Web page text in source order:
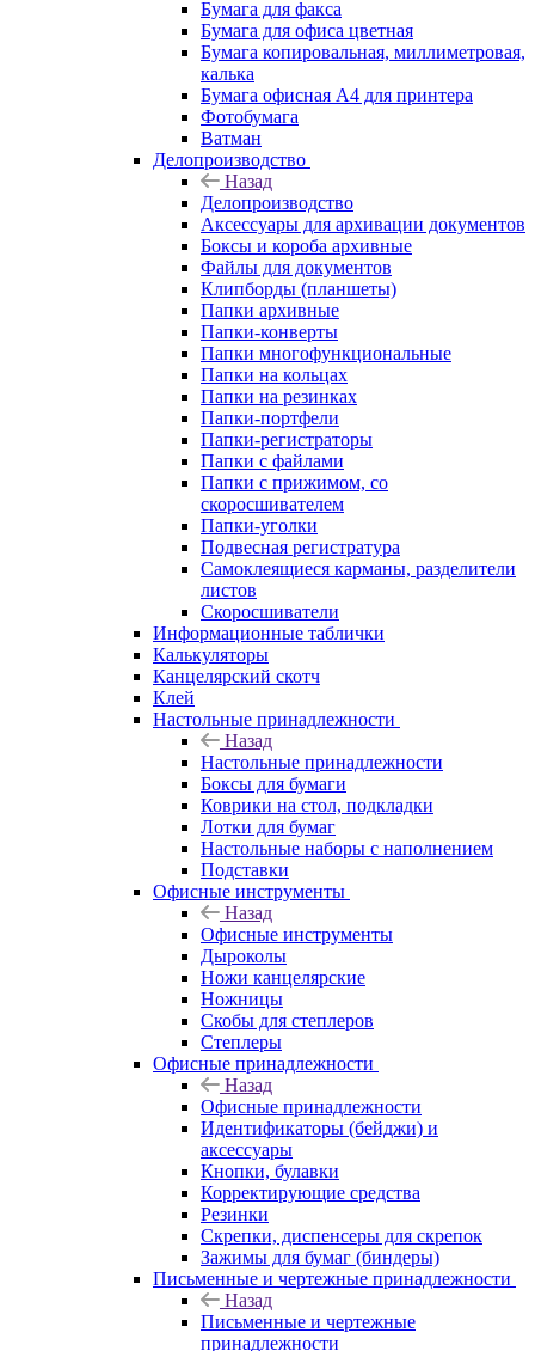
Бумага для факса
Бумага для офиса цветная
Бумага копировальная, миллиметровая,
калька
Бумага офисная А4 для принтера
Фотобумага
Ватман
Делопроизводство
Назад
Делопроизводство
Аксессуары для архивации документов
Боксы и короба архивные
Файлы для документов
Клипборды (планшеты)
Папки архивные
Папки-конверты
Папки многофункциональные
Папки на кольцах
Папки на резинках
Папки-портфели
Папки-регистраторы
Папки с файлами
Папки с прижимом, со
скоросшивателем
Папки-уголки
Подвесная регистратура
Самоклеящиеся карманы, разделители
листов
Скоросшиватели
Информационные таблички
Калькуляторы
Канцелярский скотч
Клей
Настольные принадлежности
Назад
Настольные принадлежности
Боксы для бумаги
Коврики на стол, подкладки
Лотки для бумаг
Настольные наборы с наполнением
Подставки
Офисные инструменты
Назад
Офисные инструменты
Дыроколы
Ножи канцелярские
Ножницы
Скобы для степлеров
Степлеры
Офисные принадлежности
Назад
Офисные принадлежности
Идентификаторы (бейджи) и
аксессуары
Кнопки, булавки
Корректирующие средства
Резинки
Скрепки, диспенсеры для скрепок
Зажимы для бумаг (биндеры)
Письменные и чертежные принадлежности
Назад
Письменные и чертежные
принадлежности